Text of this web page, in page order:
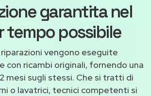
garantita nel
tempo possibile
vengono eseguite
con ricambi originali, fornendo una
mesi sugli stessi. Che si tratti di
o lavatrici, tecnici competenti si